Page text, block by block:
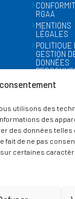
utilisons des
des
des données telles
fait de ne pas
certaines
RGAA
MENTIONS
LÉGALES
POLITIQUE
GESTION
DONNÉES
MÉTÉO